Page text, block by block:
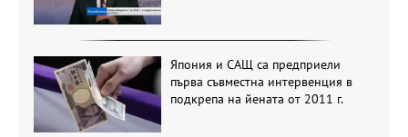
Япония и САЩ са предприели
първа съвместна интервенция в
подкрепа на йената от 2011 г.